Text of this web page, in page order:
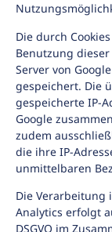
Die durch
Benutzung
Server von
gespeichert. Die
gespeicherte IP-
Google
zudem
die ihre IP-
unmittelbaren
Die Verarbeitung
Analytics erfolgt
DSGVO im